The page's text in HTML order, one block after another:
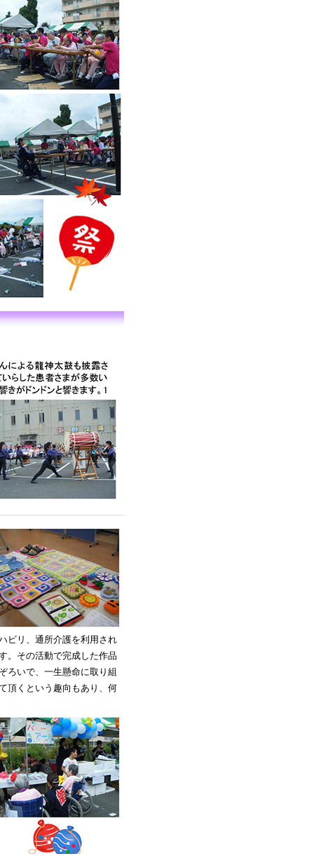
ビリ、通所介護を利用され
。その活動で完成した作品
ろいで、一生懸命に取り組
頂くという趣向もあり、何